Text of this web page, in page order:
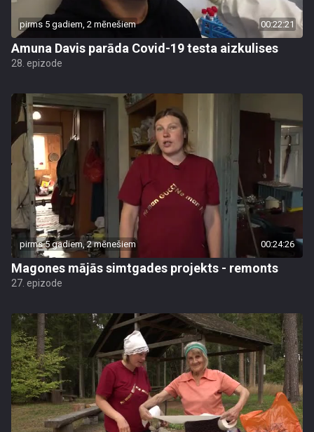
pirms 5 gadiem, 2 mēnešiem 00:22:21
Amuna Davis parāda Covid-19 testa aizkulises
28. epizode
pirms 5 gadiem, 2 mēnešiem 00:24:26
Magones mājās simtgades projekts - remonts
27. epizode